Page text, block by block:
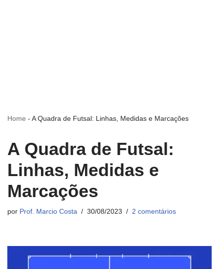
Home - A Quadra de Futsal: Linhas, Medidas e Marcações
A Quadra de Futsal:
Linhas, Medidas e
Marcações
por Prof. Marcio Costa 30/08/2023 2 comentários